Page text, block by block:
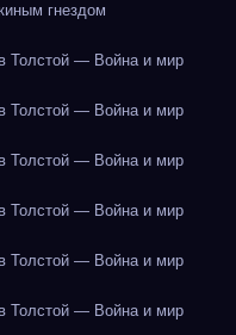
гнездом
Толстой — Война и мир
Толстой — Война и мир
Толстой — Война и мир
Толстой — Война и мир
Толстой — Война и мир
Толстой — Война и мир